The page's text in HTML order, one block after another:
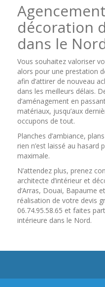
décoration
dans le
Vous souhaitez valoriser
alors pour une prestation
afin d’attirer de nouveau
dans les meilleurs délais.
d’aménagement en
matériaux, jusqu’aux
occupons de tout.
Planches d’ambiance,
rien n’est laissé au
maximale.
N’attendez plus, prenez
architecte d’intérieur et
d’Arras, Douai, Bapaume
réalisation de votre devis
06.74.95.58.65 et faites
intérieure dans le Nord.